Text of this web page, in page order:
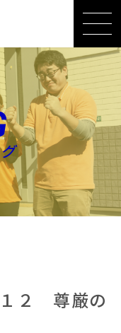
２ 尊厳の